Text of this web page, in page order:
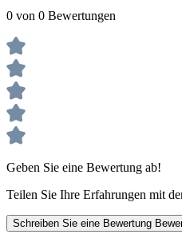
0 von 0 Bewertungen
Geben Sie eine Bewertung ab!
Teilen Sie Ihre Erfahrungen mit
Schreiben Sie eine Bewertung